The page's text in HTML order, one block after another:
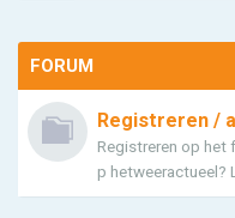
FORUM
Registreren /
Registreren op het
p hetweeractueel?